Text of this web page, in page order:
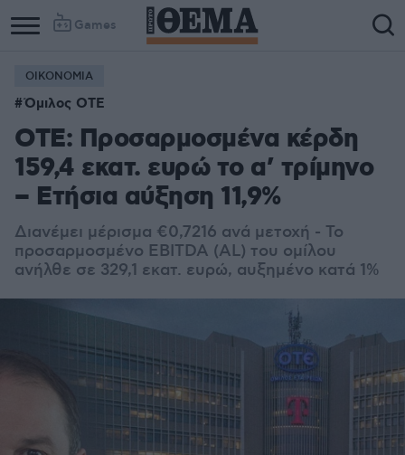
Games
ΟΙΚΟΝΟΜΙΑ
Όμιλος ΟΤΕ
ΟΤΕ: Προσαρμοσμένα κέρδη
159,4 εκατ. ευρώ το α’ τρίμηνο
– Ετήσια αύξηση 11,9%
Διανέμει μέρισμα €0,7216 ανά μετοχή - Το
προσαρμοσμένο EBITDA (AL) του ομίλου
ανήλθε σε 329,1 εκατ. ευρώ, αυξημένο κατά 1%